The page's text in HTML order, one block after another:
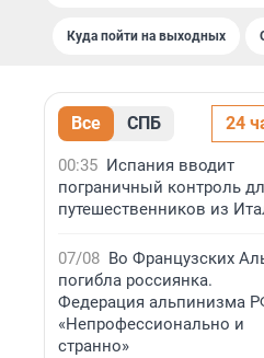
Куда пойти на выходных
Все СПБ 24
00:35 Испания вводит
пограничный контроль
путешественников из
07/08 Во Французских
погибла россиянка.
Федерация альпинизма
«Непрофессионально и
странно»